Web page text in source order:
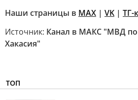
Наши страницы в MAX | VK | ТГ-
Источник: Канал в МАКС "МВД по
Хакасия"
ТОП